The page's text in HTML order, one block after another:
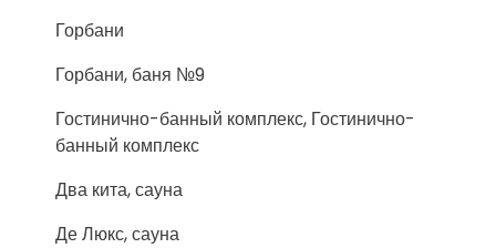
Горбани
Горбани, баня №9
Гостинично-банный комплекс, Гостинично-
банный комплекс
Два кита, сауна
Де Люкс, сауна